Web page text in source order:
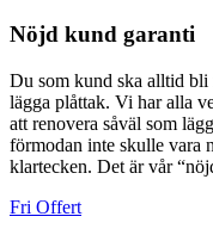
Nöjd kund garanti
Du som kund ska alltid bli
lägga plåttak. Vi har alla
att renovera såväl som
förmodan inte skulle vara
klartecken. Det är vår
Fri Offert